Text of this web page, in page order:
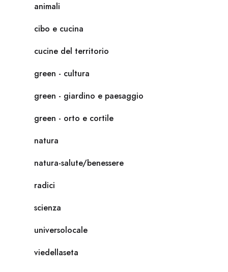
animali
cibo e cucina
cucine del territorio
green - cultura
green - giardino e paesaggio
green - orto e cortile
natura
natura-salute/benessere
radici
scienza
universolocale
viedellaseta